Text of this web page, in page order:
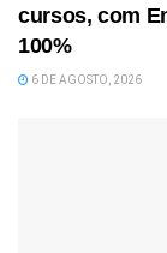
cursos, com
100%
6 DE AGOSTO, 2026